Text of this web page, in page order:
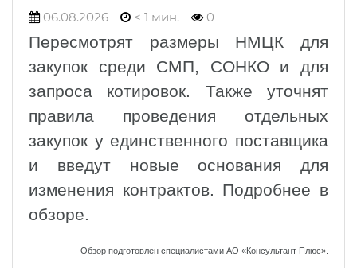
06.08.2026 < 1 мин. 0
Пересмотрят размеры НМЦК для
закупок среди СМП, СОНКО и для
запроса котировок. Также уточнят
правила проведения отдельных
закупок у единственного поставщика
и введут новые основания для
изменения контрактов. Подробнее в
обзоре.
Обзор подготовлен специалистами АО «Консультант Плюс».